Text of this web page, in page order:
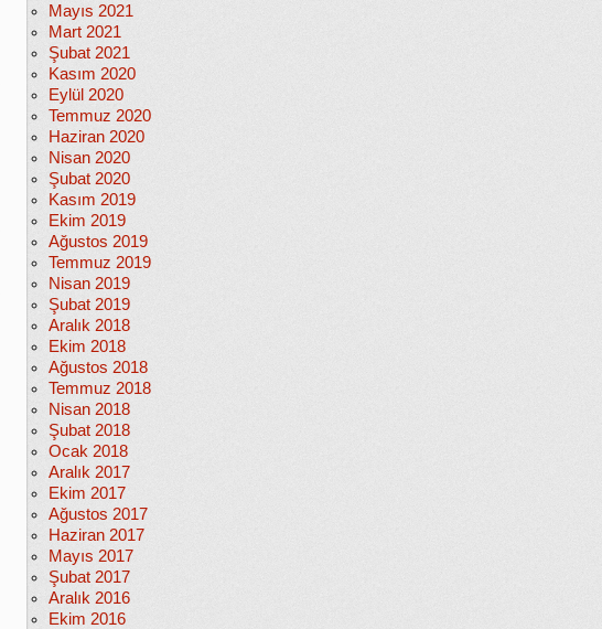
Mayıs 2021
Mart 2021
Şubat 2021
Kasım 2020
Eylül 2020
Temmuz 2020
Haziran 2020
Nisan 2020
Şubat 2020
Kasım 2019
Ekim 2019
Ağustos 2019
Temmuz 2019
Nisan 2019
Şubat 2019
Aralık 2018
Ekim 2018
Ağustos 2018
Temmuz 2018
Nisan 2018
Şubat 2018
Ocak 2018
Aralık 2017
Ekim 2017
Ağustos 2017
Haziran 2017
Mayıs 2017
Şubat 2017
Aralık 2016
Ekim 2016